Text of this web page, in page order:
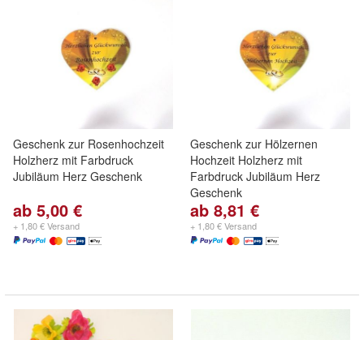
Geschenk zur Rosenhochzeit
Holzherz mit Farbdruck
Jubiläum Herz Geschenk
ab 5,00 €
+ 1,80 € Versand
Geschenk zur Hölzernen
Hochzeit Holzherz mit
Farbdruck Jubiläum Herz
Geschenk
ab 8,81 €
+ 1,80 € Versand